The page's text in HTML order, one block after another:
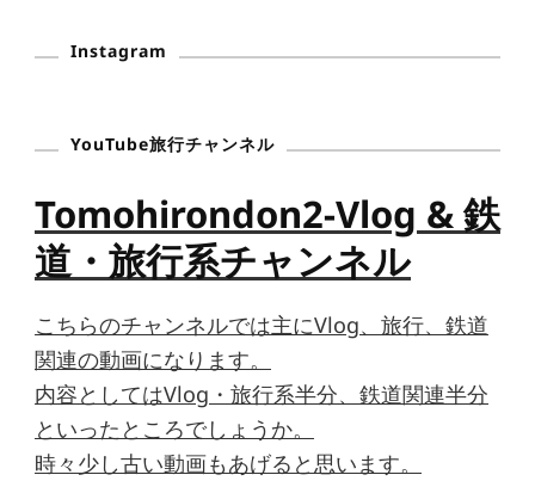
Instagram
YouTube旅行チャンネル
Tomohirondon2-Vlog & 鉄
道・旅行系チャンネル
こちらのチャンネルでは主にVlog、旅行、鉄道
関連の動画になります。
内容としてはVlog・旅行系半分、鉄道関連半分
といったところでしょうか。
時々少し古い動画もあげると思います。